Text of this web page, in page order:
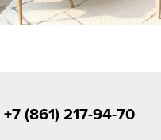
+7 (861) 217-94-70